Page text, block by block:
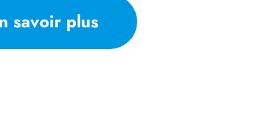
savoir plus